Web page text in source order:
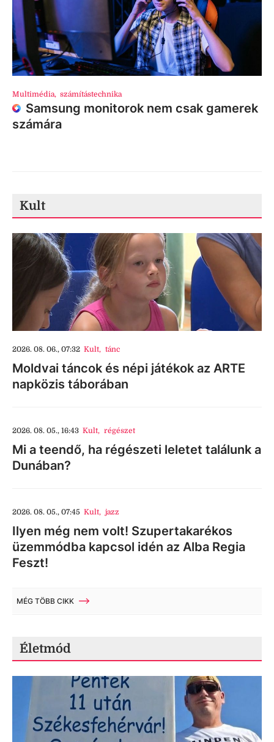
Multimédia, számítástechnika
Samsung monitorok nem csak gamerek
számára
Kult
2026. 08. 06., 07:32 Kult, tánc
Moldvai táncok és népi játékok az ARTE
napközis táborában
2026. 08. 05., 16:43 Kult, régészet
Mi a teendő, ha régészeti leletet találunk a
Dunában?
2026. 08. 05., 07:45 Kult, jazz
Ilyen még nem volt! Szupertakarékos
üzemmódba kapcsol idén az Alba Regia
Feszt!
MÉG TÖBB CIKK
Életmód